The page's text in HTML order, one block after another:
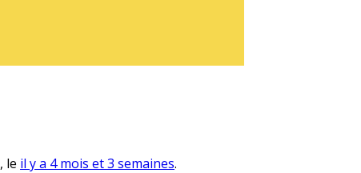
, le il y a 4 mois et 3 semaines.